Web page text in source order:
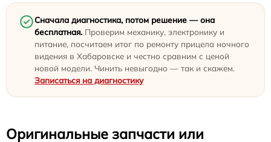
Сначала диагностика, потом решение — она
бесплатная. Проверим механику, электронику и
питание, посчитаем итог по ремонту прицела ночного
видения в Хабаровске и честно сравним с ценой
новой модели. Чинить невыгодно — так и скажем.
Записаться на диагностику
Оригинальные запчасти или